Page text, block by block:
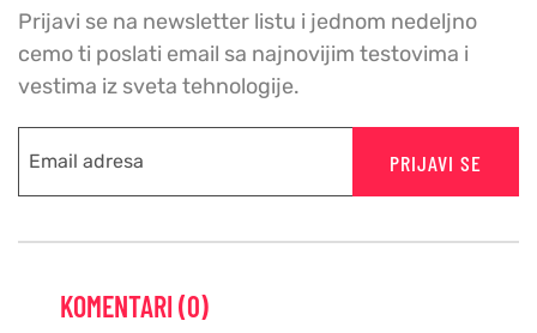
Prijavi se na newsletter listu i jednom nedeljno
cemo ti poslati email sa najnovijim testovima i
vestima iz sveta tehnologije.
PRIJAVI SE
KOMENTARI (0)